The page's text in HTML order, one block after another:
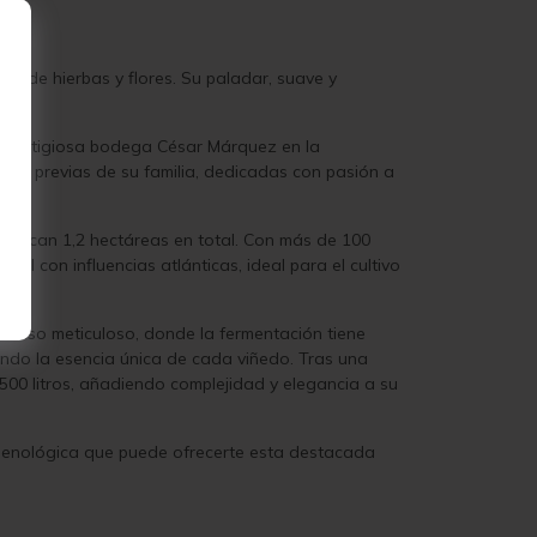
de hierbas y flores. Su paladar, suave y
bodega César Márquez en la
previas de su familia, dedicadas con pasión a
1,2 hectáreas en total. Con más de 100
con influencias atlánticas, ideal para el cultivo
meticuloso, donde la fermentación tiene
la esencia única de cada viñedo. Tras una
litros, añadiendo complejidad y elegancia a su
que puede ofrecerte esta destacada